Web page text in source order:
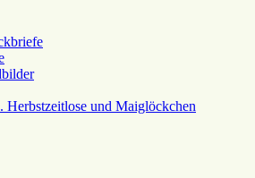
Herbstzeitlose und Maiglöckchen